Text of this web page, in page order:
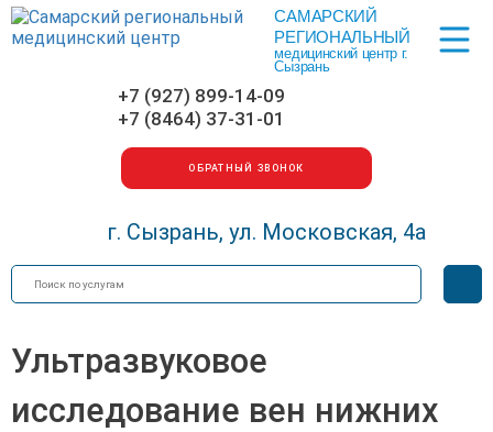
г. Сызрань, ул. Московская, 4а
САМАРСКИЙ
РЕГИОНАЛЬНЫЙ
медицинский центр г.
Сызрань
Меню
+7 (927) 899-14-09
+7 (8464) 37-31-01
ОБРАТНЫЙ ЗВОНОК
Ультразвуковое
исследование вен нижних